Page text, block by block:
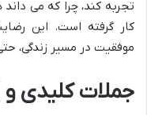
تجربه کند، چرا که می
کار گرفته است. این
موفقیت در مسیر زندگی،
جملات کلیدی و